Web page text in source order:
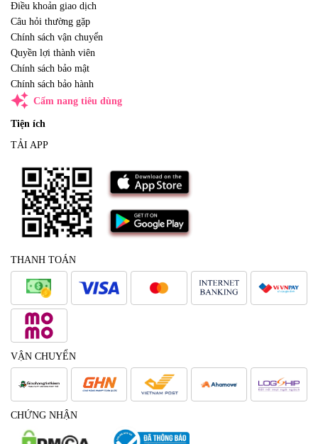
Điều khoản giao dịch
Câu hỏi thường gặp
Chính sách vận chuyển
Quyền lợi thành viên
Chính sách bảo mật
Chính sách bảo hành
auto_awesome Cẩm nang tiêu dùng
Tiện ích
TẢI APP
THANH TOÁN
VẬN CHUYỂN
CHỨNG NHẬN